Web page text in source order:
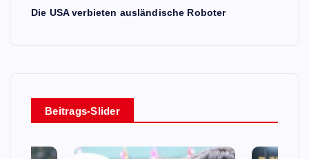
Die USA verbieten ausländische Roboter
Beitrags-Slider